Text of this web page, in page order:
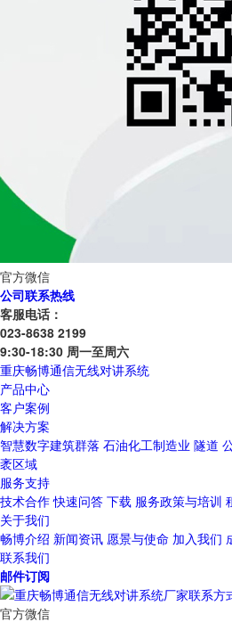
官方微信
公司联系热线
客服电话：
023-8638 2199
9:30-18:30 周一至周六
重庆畅博通信无线对讲系统
产品中心
客户案例
解决方案
智慧数字建筑群落 石油化工制造业 隧道
袤区域
服务支持
技术合作 快速问答 下载 服务政策与培训
关于我们
畅博介绍 新闻资讯 愿景与使命 加入我们
联系我们
邮件订阅
官方微信